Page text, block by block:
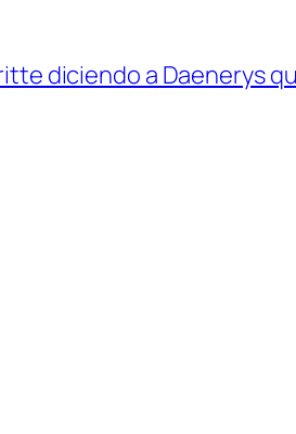
diciendo a Daenerys